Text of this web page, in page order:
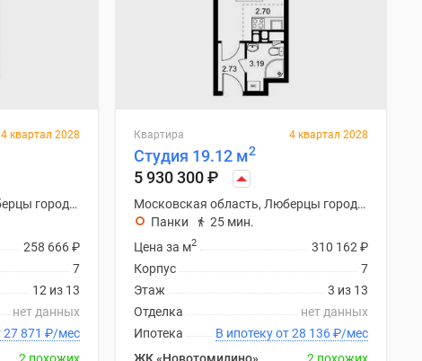
4 квартал 2028
Московская область, Люберцы городской округ
258 666₽
7
12 из 13
нет данных
В ипотеку от 27 871 ₽/мес
2 похожих
Квартира 4 квартал 2028
Студия 19.12 м2
5 930 300₽
Московская область, Люберцы городской округ
Панки
25 мин.
310 162 ₽
Цена за м2
7
Корпус
3 из 13
Этаж
нет данных
Отделка
В ипотеку от 28 136₽/мес
Ипотека
ЖК «Новотомилино»
2 похожих